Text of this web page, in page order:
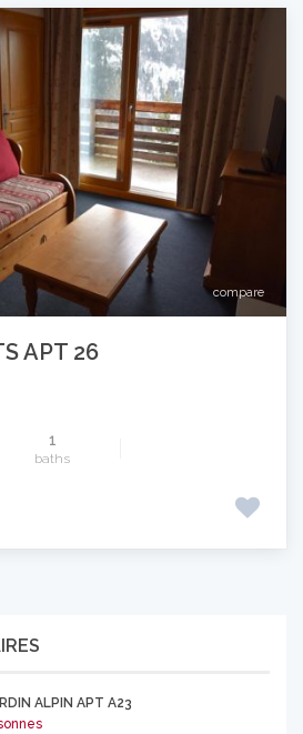
compare
APT 26
1
baths
ALPIN APT A23